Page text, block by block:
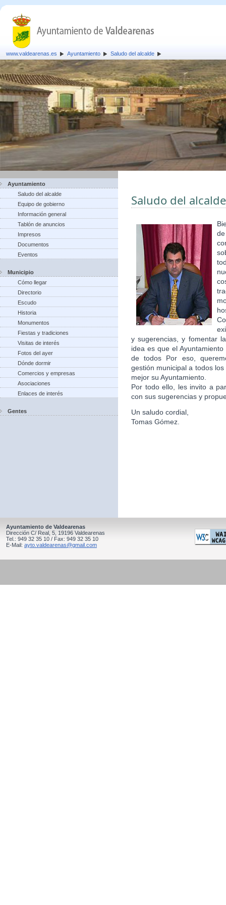
www.valdearenas.es Ayuntamiento Saludo del alcalde
Ayuntamiento
Saludo del alcalde
Equipo de gobierno
Información general
Tablón de anuncios
Impresos
Documentos
Eventos
Municipio
Cómo llegar
Directorio
Escudo
Historia
Monumentos
Fiestas y tradiciones
Visitas de interés
Fotos del ayer
Dónde dormir
Comercios y empresas
Asociaciones
Enlaces de interés
Gentes
Saludo del alcalde
y sugerencias, y fomentar
idea es que el
de todos Por eso,
gestión municipal a todos
mejor su Ayuntamiento.
Por todo ello, les invito a
con sus sugerencias y
Un saludo cordial,
Tomas Gómez.
Ayuntamiento de Valdearenas
Dirección C/ Real, 5, 19196 Valdearenas
Tel.: 949 32 35 10 / Fax: 949 32 35 10
E-Mail: ayto.valdearenas@gmail.com